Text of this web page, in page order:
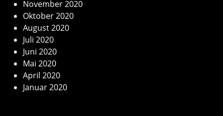
November 2020
Oktober 2020
August 2020
Juli 2020
Juni 2020
Mai 2020
April 2020
Januar 2020